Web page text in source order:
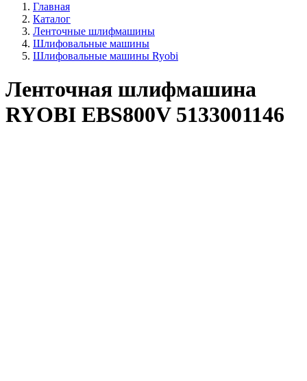
Главная
Каталог
Ленточные шлифмашины
Шлифовальные машины
Шлифовальные машины Ryobi
Ленточная шлифмашина
RYOBI EBS800V 5133001146